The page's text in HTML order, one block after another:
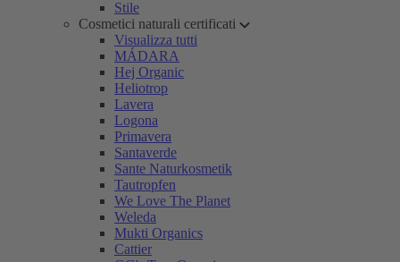
Stile
Cosmetici naturali certificati
Visualizza tutti
MÁDARA
Hej Organic
Heliotrop
Lavera
Logona
Primavera
Santaverde
Sante Naturkosmetik
Tautropfen
We Love The Planet
Weleda
Mukti Organics
Cattier